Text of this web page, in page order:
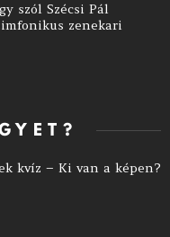
szól Szécsi Pál
zenekari
kvíz – Ki van a képen?